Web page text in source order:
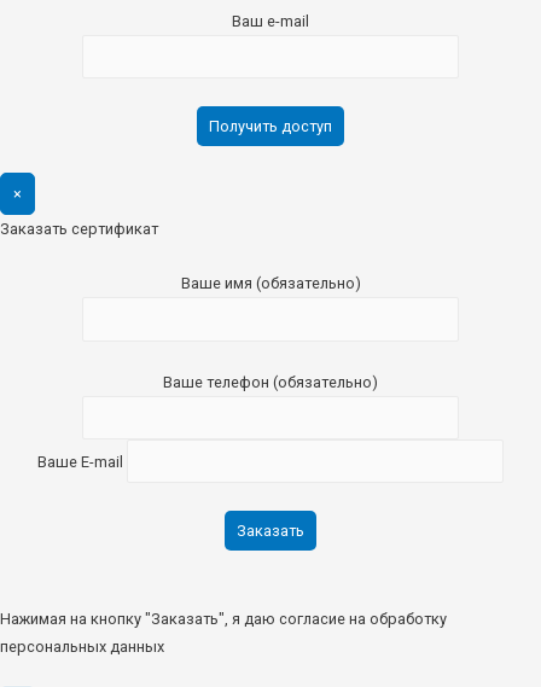
Ваш e-mail
×
Заказать сертификат
Ваше имя (обязательно)
Ваше телефон (обязательно)
Ваше E-mail
Нажимая на кнопку "Заказать", я даю согласие на обработку
персональных данных